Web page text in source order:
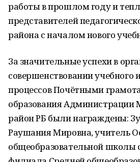
работы в прошлом году и
представителей
района с началом нового
За значительные успехи в
совершенствовании учебного
процессов Почётными
образования Администрации
район РБ были награждены:
Раушания Мировна, учитель
общеобразовательной школы